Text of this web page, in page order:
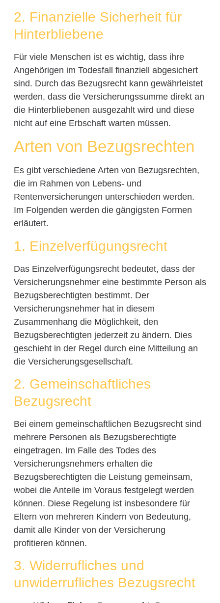
2. Finanzielle Sicherheit für
Hinterbliebene
Für viele Menschen ist es wichtig, dass ihre
Angehörigen im Todesfall finanziell abgesichert
sind. Durch das Bezugsrecht kann gewährleistet
werden, dass die Versicherungssumme direkt an
die Hinterbliebenen ausgezahlt wird und diese
nicht auf eine Erbschaft warten müssen.
Arten von Bezugsrechten
Es gibt verschiedene Arten von Bezugsrechten,
die im Rahmen von Lebens- und
Rentenversicherungen unterschieden werden.
Im Folgenden werden die gängigsten Formen
erläutert.
1. Einzelverfügungsrecht
Das Einzelverfügungsrecht bedeutet, dass der
Versicherungsnehmer eine bestimmte Person als
Bezugsberechtigten bestimmt. Der
Versicherungsnehmer hat in diesem
Zusammenhang die Möglichkeit, den
Bezugsberechtigten jederzeit zu ändern. Dies
geschieht in der Regel durch eine Mitteilung an
die Versicherungsgesellschaft.
2. Gemeinschaftliches
Bezugsrecht
Bei einem gemeinschaftlichen Bezugsrecht sind
mehrere Personen als Bezugsberechtigte
eingetragen. Im Falle des Todes des
Versicherungsnehmers erhalten die
Bezugsberechtigten die Leistung gemeinsam,
wobei die Anteile im Voraus festgelegt werden
können. Diese Regelung ist insbesondere für
Eltern von mehreren Kindern von Bedeutung,
damit alle Kinder von der Versicherung
profitieren können.
3. Widerrufliches und
unwiderrufliches Bezugsrecht